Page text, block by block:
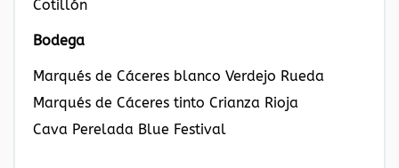
Cotillón
Bodega
Marqués de Cáceres blanco Verdejo Rueda
Marqués de Cáceres tinto Crianza Rioja
Cava Perelada Blue Festival